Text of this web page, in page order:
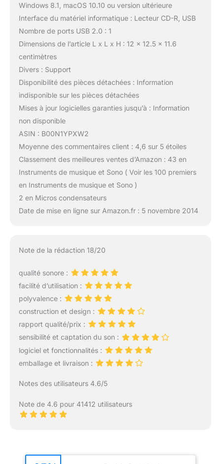
Windows 8.1, macOS 10.10 ou version ultérieure
Interface du matériel informatique : Lecteur CD-R, USB
Nombre de ports USB 2.0 : 1
Dimensions de l’article L x L x H : 12 x 12.5 x 11.6
centimètres
Divers : Support
Disponibilité des pièces détachées : Information
indisponible sur les pièces détachées
Mises à jour logicielles garanties jusqu’à : Information
non disponible
ASIN : B00N1YPXW2
Moyenne des commentaires client : 4,6 sur 5 étoiles
Classement des meilleures ventes d’Amazon : 43 en
Instruments de musique et Sono ( Voir les 100 premiers
en Instruments de musique et Sono )
2 en Micros condensateurs
Date de mise en ligne sur Amazon.fr : 5 novembre 2014
Note de la rédaction 18/20
qualité sonore :
facilité d’utilisation :
polyvalence :
construction et design :
rapport qualité/prix :
sensibilité et captation du son :
logiciel et fonctionnalités :
emballage et livraison :
Notes des utilisateurs 4.6/5
Note de 4.6 pour 41412 utilisateurs